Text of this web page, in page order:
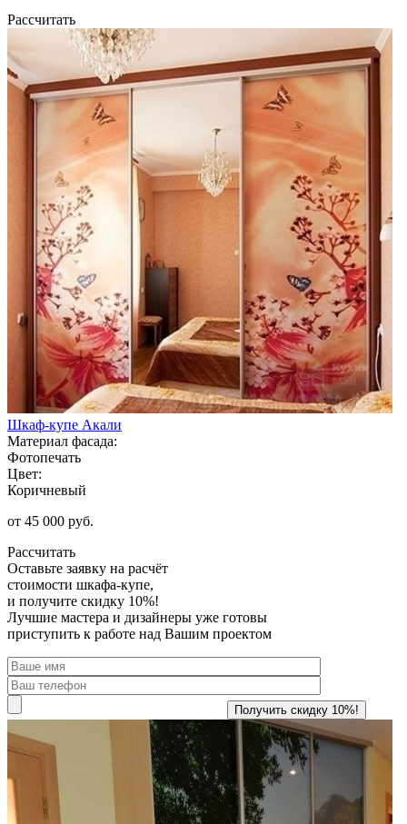
Рассчитать
Шкаф-купе Акали
Материал фасада:
Фотопечать
Цвет:
Коричневый
от 45 000 руб.
Рассчитать
Оставьте заявку на расчёт
стоимости шкафа-купе,
и получите скидку 10%!
Лучшие мастера и дизайнеры уже готовы
приступить к работе над Вашим проектом